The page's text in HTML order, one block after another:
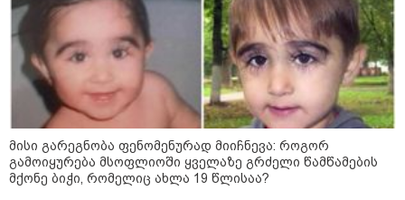
ჯარისკაცი, რომელიც 29 წელი
იბრძოდა, რადგან ომის
დამთავრების არ სჯეროდა...
მეცნიერება
მისი გარეგნობა ფენომენურად მიიჩნევა: როგორ
გამოიყურება მსოფლიოში ყველაზე გრძელი წამწამების
მქონე ბიჭი, რომელიც ახლა 19 წლისაა?